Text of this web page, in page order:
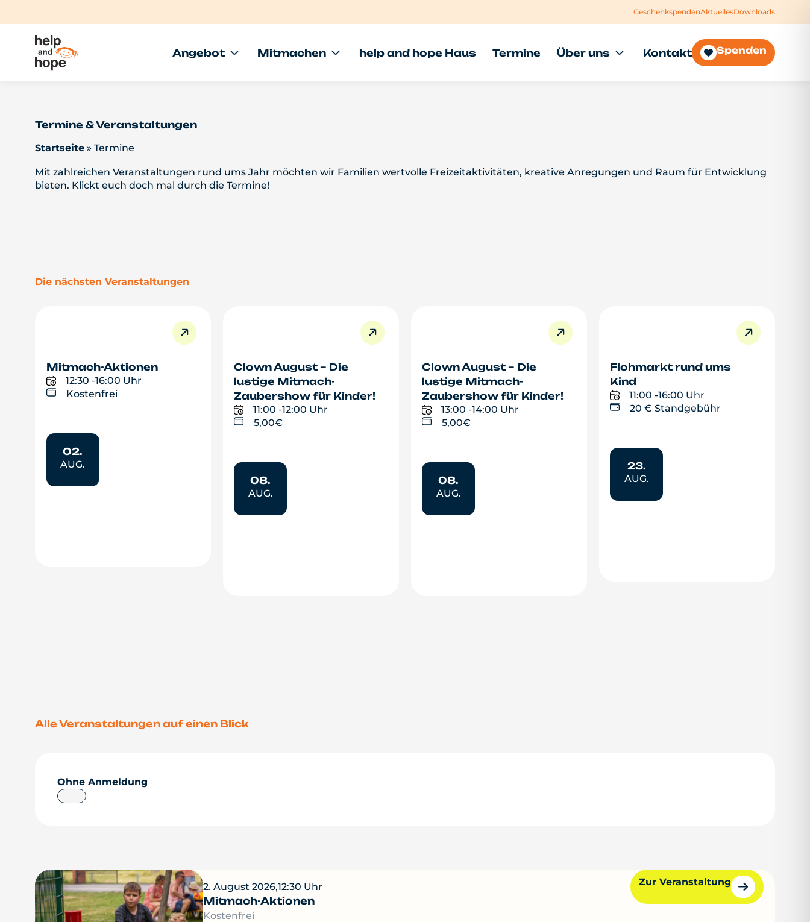
GeschenkspendenAktuellesDownloads
Angebot Mitmachen help and hope Haus Termine Über uns Kontakt Spenden
Termine & Veranstaltungen
Startseite »Termine
Mit zahlreichen Veranstaltungen rund ums Jahr möchten wir Familien wertvolle Freizeitaktivitäten, kreative Anregungen und Raum für Entwicklung
bieten. Klickt euch doch mal durch die Termine!
Die nächsten Veranstaltungen
Mitmach-Aktionen
12:30 -16:00 Uhr
Kostenfrei
02.
AUG.
Clown August – Die
lustige Mitmach-
Zaubershow für Kinder!
11:00 -12:00 Uhr
5,00€
08.
AUG.
Clown August – Die
lustige Mitmach-
Zaubershow für Kinder!
13:00 -14:00 Uhr
5,00€
08.
AUG.
Flohmarkt rund ums
Kind
11:00 -16:00 Uhr
20 € Standgebühr
23.
AUG.
Alle Veranstaltungen auf einen Blick
Ohne Anmeldung
2. August 2026,12:30 Uhr
Mitmach-Aktionen
Kostenfrei
Zur Veranstaltung